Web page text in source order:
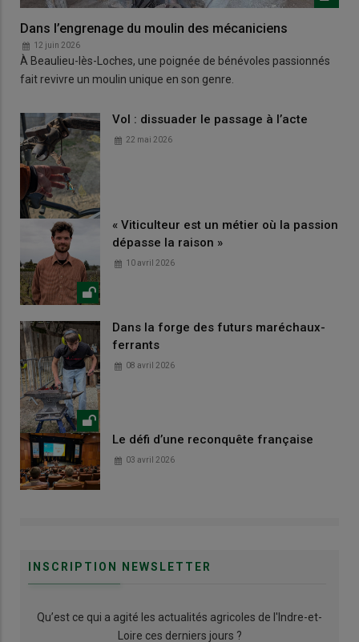
Dans l’engrenage du moulin des mécaniciens
12 juin 2026
À Beaulieu-lès-Loches, une poignée de bénévoles passionnés
fait revivre un moulin unique en son genre.
Vol : dissuader le passage à l’acte
22 mai 2026
« Viticulteur est un métier où la passion
dépasse la raison »
10 avril 2026
Dans la forge des futurs maréchaux-
ferrants
08 avril 2026
Le défi d’une reconquête française
03 avril 2026
INSCRIPTION NEWSLETTER
Qu’est ce qui a agité les actualités agricoles de l'Indre-et-
Loire ces derniers jours ?